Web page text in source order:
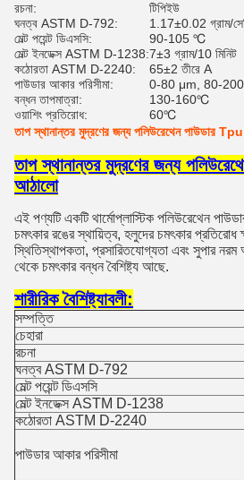
রচনা:
টিপিইউ
ঘনত্ব ASTM D-792:
1.17±0.02 গ্রাম/
মেল্ট পয়েন্ট ডিএসসি:
90-105 ℃
মেল্ট ইনডেক্স ASTM D-1238:7±3 গ্রাম/10 মিনিট
কঠোরতা ASTM D-2240:
65±2 তীরে A
পাউডার আকার পরিসীমা:
0-80 μm, 80-
বন্ধন তাপমাত্রা:
130-160℃
ওয়াশিং প্রতিরোধ:
60℃
তাপ স্থানান্তর মুদ্রণের জন্য পলিউরেথেন পাউডার
তাপ স্থানান্তর মুদ্রণের জন্য
আঠালো
এই পণ্যটি একটি থার্মোপ্লাস্টিক পলিউরেথেন
চমৎকার রঙের স্থায়িত্ব, হলুদের চমৎকার প্রতিরোধ
স্থিতিস্থাপকতা, প্রসারিতযোগ্যতা এবং সুপার নরম
থেকে চমৎকার বন্ধন বৈশিষ্ট্য আছে.
শারীরিক বৈশিষ্ট্যাবলী:
সম্পত্তি
চেহারা
রচনা
ঘনত্ব ASTM D-792
মেল্ট পয়েন্ট ডিএসসি
মেল্ট ইনডেক্স ASTM D-1238
কঠোরতা ASTM D-2240
পাউডার আকার পরিসীমা